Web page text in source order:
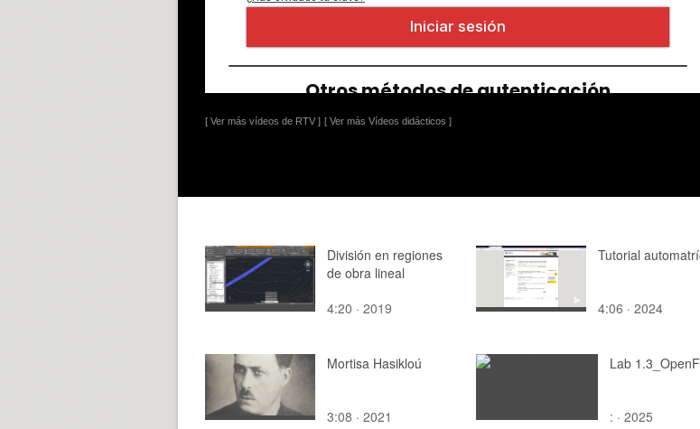
[ Ver más vídeos de RTV ] [ Ver más Vídeos didácticos ]
División en regiones
de obra lineal
4:20 · 2019
Tutorial
4:06 · 2024
Mortisa Hasikloú
3:08 · 2021
Lab
: · 2025